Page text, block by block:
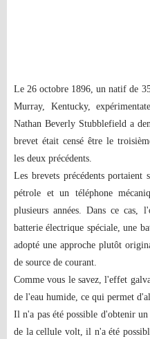
Le 26 octobre 1896, un natif de
Murray, Kentucky,
Nathan Beverly Stubblefield a
brevet était censé être le
les deux précédents.
Les brevets précédents
pétrole et un téléphone
plusieurs années. Dans ce cas,
batterie électrique spéciale, une
adopté une approche plutôt
de source de courant.
Comme vous le savez, l'effet
de l'eau humide, ce qui permet
Il n'a pas été possible d'obtenir
de la cellule volt, il n'a été